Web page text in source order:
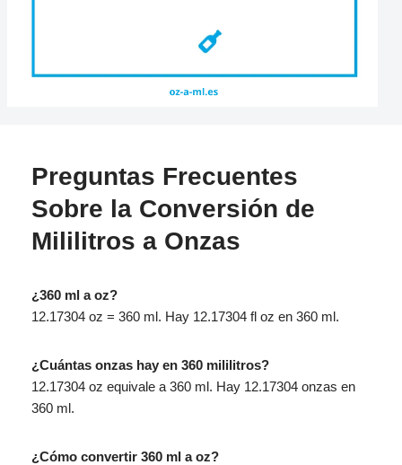
Preguntas Frecuentes
Sobre la Conversión de
Mililitros a Onzas
¿360 ml a oz?
12.17304 oz = 360 ml. Hay 12.17304 fl oz en 360 ml.
¿Cuántas onzas hay en 360 mililitros?
12.17304 oz equivale a 360 ml. Hay 12.17304 onzas en
360 ml.
¿Cómo convertir 360 ml a oz?